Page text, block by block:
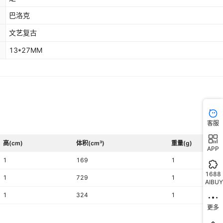
巴洛克
文艺复古
13*27MM
高(cm) 体积(cm³) 重量(g)
1 169 1
1 729 1
1 324 1
客服
APP
1688
AIBUY
更多